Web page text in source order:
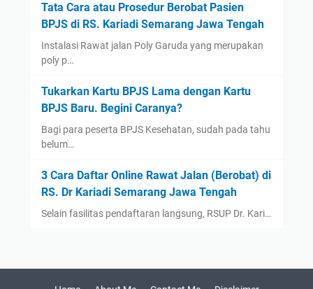
August(1)
(3)
June(1)
April(1)
March(1)
2021(12)
December
(2)
November(1)
September(1)
Tata Cara atau Prosedur Berobat Pasien
BPJS di RS. Kariadi Semarang Jawa Tengah
Instalasi Rawat jalan Poly Garuda yang merupakan
poly p…
Tukarkan Kartu BPJS Lama dengan Kartu
BPJS Baru. Begini Caranya?
Bagi para peserta BPJS Kesehatan, sudah pada tahu
belum…
3 Cara Daftar Online Rawat Jalan (Berobat) di
RS. Dr Kariadi Semarang Jawa Tengah
Selain fasilitas pendaftaran langsung, RSUP Dr. Kari…